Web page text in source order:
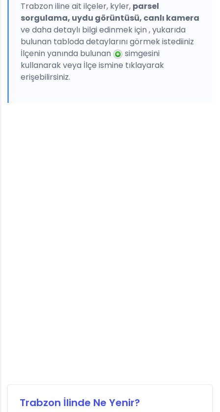
Trabzon iline ait ilçeler, kyler, parsel
sorgulama, uydu görüntüsü, canlı kamera
ve daha detaylı bilgi edinmek için , yukarıda
bulunan tabloda detaylarını görmek istediiniz
İlçenin yanında bulunan
simgesini
kullanarak veya İlçe ismine tıklayarak
erişebilirsiniz.
Trabzon İlinde Ne Yenir?